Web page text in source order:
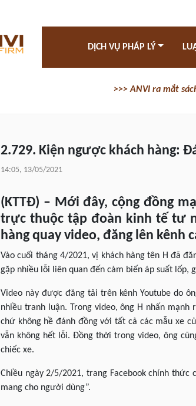
DỊCH VỤ PHÁP LÝ
>>> ANVI ra mắt
2.729. Kiện ngược khách hàng:
14:05, 13/05/2021
(KTTĐ) – Mới đây, cộng đồng
trực thuộc tập đoàn kinh tế tư
hàng quay video, đăng lên kênh
Vào cuối tháng 4/2021, vị khách hàng tên H đã
gặp nhiều lỗi liên quan đến cảm biến áp suất lốp,
Video này được đăng tải trên kênh Youtube do
nhiều tranh luận. Trong video, ông H nhấn
chứ không hề đánh đồng với tất cả các mẫu xe
vẫn không hết lỗi. Đồng thời trong video, ông
chiếc xe.
Chiều ngày 2/5/2021, trang Facebook chính
mang cho người dùng”.